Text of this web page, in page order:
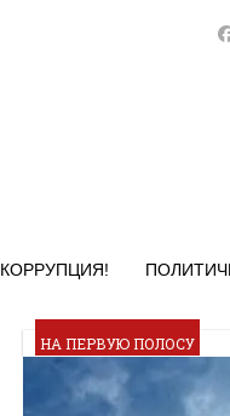
КОРРУПЦИЯ!
НА ПЕРВУЮ ПОЛОСУ